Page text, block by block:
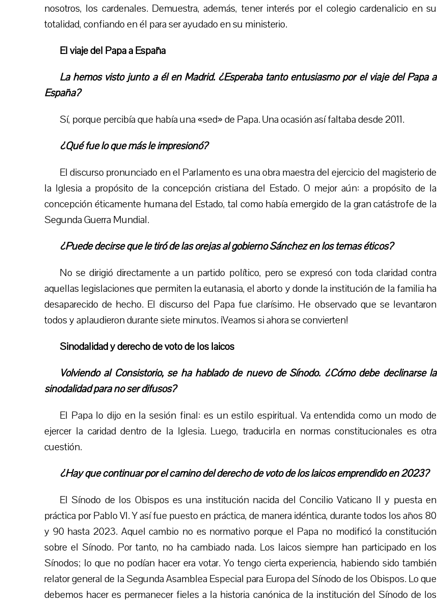
nosotros, los cardenales. Demuestra, además, tener interés por el colegio cardenalicio en su
totalidad, confiando en él para ser ayudado en su ministerio.
El viaje del Papa a España
La hemos visto junto a él en Madrid. ¿Esperaba tanto entusiasmo por el viaje del Papa a
España?
Sí, porque percibía que había una «sed» de Papa. Una ocasión así faltaba desde 2011.
¿Qué fue lo que más le impresionó?
El discurso pronunciado en el Parlamento es una obra maestra del ejercicio del magisterio de
la Iglesia a propósito de la concepción cristiana del Estado. O mejor aún: a propósito de la
concepción éticamente humana del Estado, tal como había emergido de la gran catástrofe de la
Segunda Guerra Mundial.
¿Puede decirse que le tiró de las orejas al gobierno Sánchez en los temas éticos?
No se dirigió directamente a un partido político, pero se expresó con toda claridad contra
aquellas legislaciones que permiten la eutanasia, el aborto y donde la institución de la familia ha
desaparecido de hecho. El discurso del Papa fue clarísimo. He observado que se levantaron
todos y aplaudieron durante siete minutos. ¡Veamos si ahora se convierten!
Sinodalidad y derecho de voto de los laicos
Volviendo al Consistorio, se ha hablado de nuevo de Sínodo. ¿Cómo debe declinarse la
sinodalidad para no ser difusos?
El Papa lo dijo en la sesión final: es un estilo espiritual. Va entendida como un modo de
ejercer la caridad dentro de la Iglesia. Luego, traducirla en normas constitucionales es otra
cuestión.
¿Hay que continuar por el camino del derecho de voto de los laicos emprendido en 2023?
El Sínodo de los Obispos es una institución nacida del Concilio Vaticano II y puesta en
práctica por Pablo VI. Y así fue puesto en práctica, de manera idéntica, durante todos los años 80
y 90 hasta 2023. Aquel cambio no es normativo porque el Papa no modificó la constitución
sobre el Sínodo. Por tanto, no ha cambiado nada. Los laicos siempre han participado en los
Sínodos; lo que no podían hacer era votar. Yo tengo cierta experiencia, habiendo sido también
relator general de la Segunda Asamblea Especial para Europa del Sínodo de los Obispos. Lo que
debemos hacer es permanecer fieles a la historia canónica de la institución del Sínodo de los